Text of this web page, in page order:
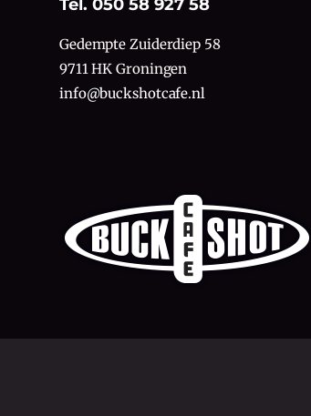
Tel. 050 58 927 58
Gedempte Zuiderdiep 58
9711 HK Groningen
info@buckshotcafe.nl